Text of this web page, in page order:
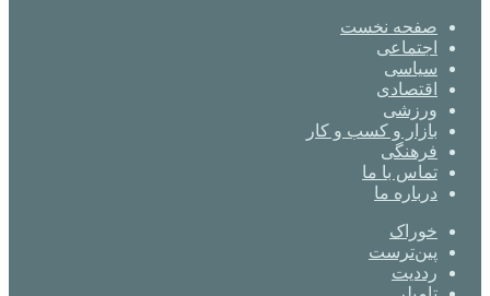
صفحه نخست
اجتماعی
سیاسی
اقتصادی
ورزشی
بازار و کسب و کار
فرهنگی
تماس با ما
درباره ما
خوراک
‫پین‌ترست
‫رددیت